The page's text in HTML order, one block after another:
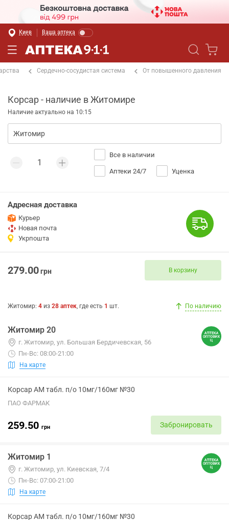
Киев Ваша аптека
Сердечно-сосудистая система От повышенного давления
Корсар - наличие в Житомире
Наличие актуально на 10:15
Все в наличии
Аптеки 24/7 Уценка
Адресная доставка
Курьер
Новая почта
Укрпошта
279.00грн В корзину
Житомир: 4 из 28 аптек, где есть 1 шт. По наличию
Житомир 20
г. Житомир, ул. Большая Бердичевская, 56
Пн-Вс: 08:00-21:00
На карте
Корсар АМ табл. п/о 10мг/160мг №30
ПАО ФАРМАК
259.50 грн Забронировать
Житомир 1
г. Житомир, ул. Киевская, 7/4
Пн-Вс: 07:00-21:00
На карте
Корсар АМ табл. п/о 10мг/160мг №30